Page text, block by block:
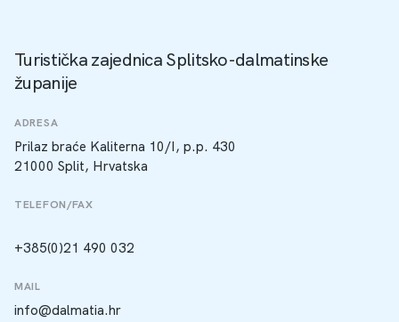
Turistička zajednica Splitsko-dalmatinske
županije
ADRESA
Prilaz braće Kaliterna 10/I, p.p. 430
21000 Split, Hrvatska
TELEFON/FAX
+385(0)21 490 032
MAIL
info@dalmatia.hr